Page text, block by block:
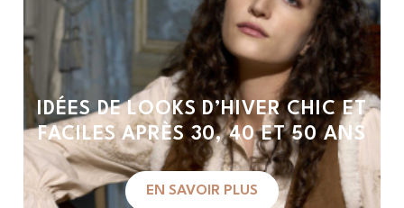
IDÉES DE LOOKS D’HIVER CHIC ET
FACILES APRÈS 30, 40 ET 50 ANS
EN SAVOIR PLUS